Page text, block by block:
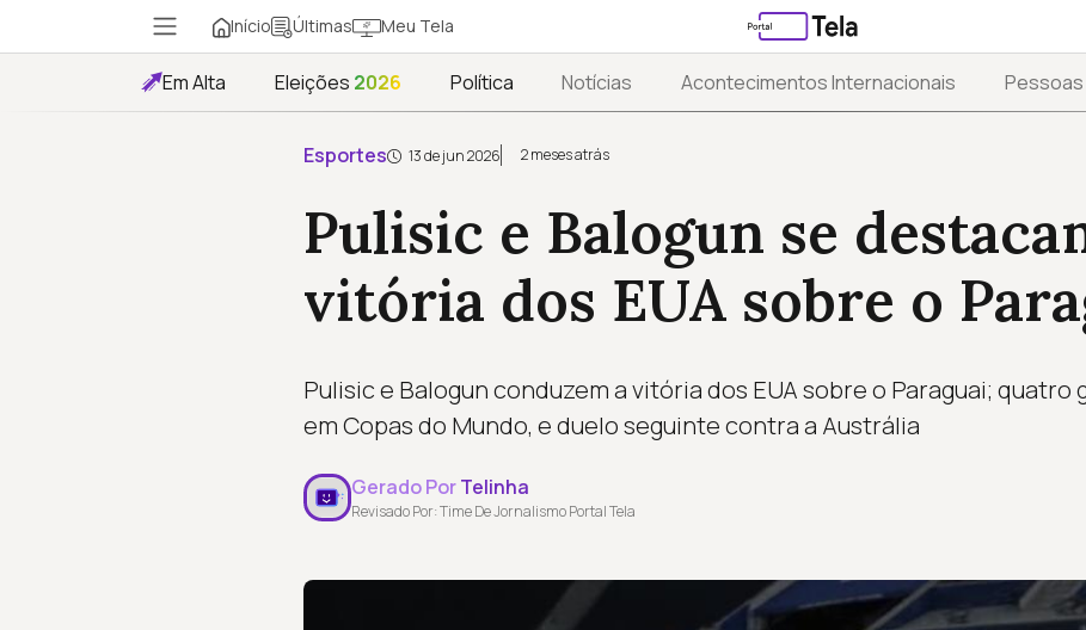
Início Últimas Meu Tela
Em Alta Eleições 2026 Política Notícias Acontecimentos Internacionais Pessoas
Esportes 13 de jun 2026 2 meses atrás
Pulisic e Balogun se
vitória dos EUA sobre o
Pulisic e Balogun conduzem a vitória dos EUA sobre o Paraguai; quatro
em Copas do Mundo, e duelo seguinte contra a Austrália
Gerado PorTelinha
Revisado Por: Time De Jornalismo Portal Tela